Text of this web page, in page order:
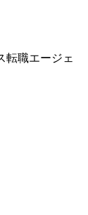
転職エージェ